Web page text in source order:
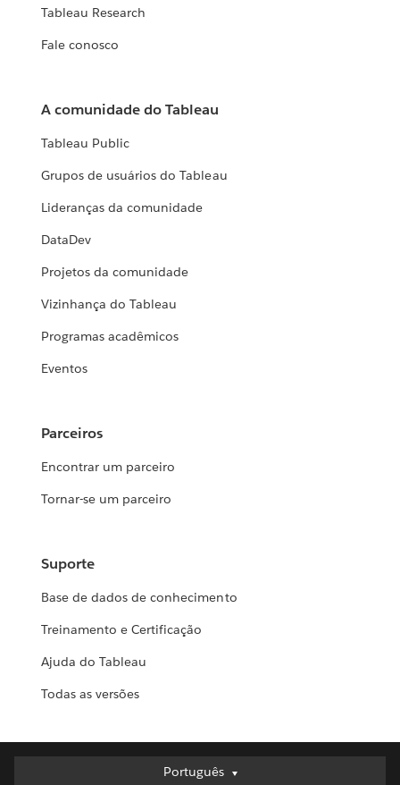
Tableau Research
Fale conosco
A comunidade do Tableau
Tableau Public
Grupos de usuários do Tableau
Lideranças da comunidade
DataDev
Projetos da comunidade
Vizinhança do Tableau
Programas acadêmicos
Eventos
Parceiros
Encontrar um parceiro
Tornar-se um parceiro
Suporte
Base de dados de conhecimento
Treinamento e Certificação
Ajuda do Tableau
Todas as versões
Português
Português